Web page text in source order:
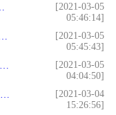
[2021-03-05
05:46:14]
[2021-03-05
05:45:43]
[2021-03-05
04:04:50]
[2021-03-04
15:26:56]